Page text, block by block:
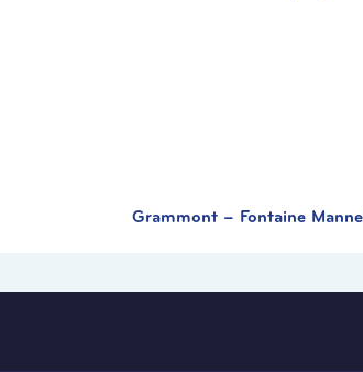
Grammont – Fontaine